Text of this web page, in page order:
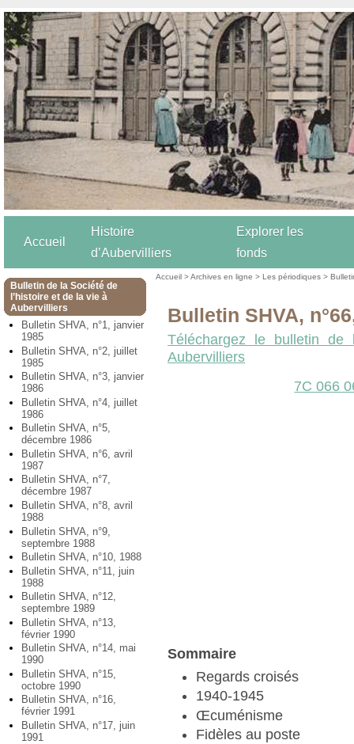
Accueil
Histoire
d’Aubervilliers
Explorer les
fonds
Bulletin de la Société de
l’histoire et de la vie à
Aubervilliers
Bulletin SHVA, n°1, janvier
1985
Bulletin SHVA, n°2, juillet
1985
Bulletin SHVA, n°3, janvier
1986
Bulletin SHVA, n°4, juillet
1986
Bulletin SHVA, n°5,
décembre 1986
Bulletin SHVA, n°6, avril
1987
Bulletin SHVA, n°7,
décembre 1987
Bulletin SHVA, n°8, avril
1988
Bulletin SHVA, n°9,
septembre 1988
Bulletin SHVA, n°10, 1988
Bulletin SHVA, n°11, juin
1988
Bulletin SHVA, n°12,
septembre 1989
Bulletin SHVA, n°13,
février 1990
Bulletin SHVA, n°14, mai
1990
Bulletin SHVA, n°15,
octobre 1990
Bulletin SHVA, n°16,
février 1991
Bulletin SHVA, n°17, juin
1991
Accueil >Archives en ligne >Les périodiques >
Bulletin SHVA,
Téléchargez le bulletin
Aubervilliers
7C 066
Sommaire
Regards croisés
1940-1945
Œcuménisme
Fidèles au poste